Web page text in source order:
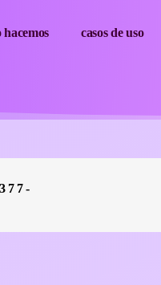
hacemos casos de uso